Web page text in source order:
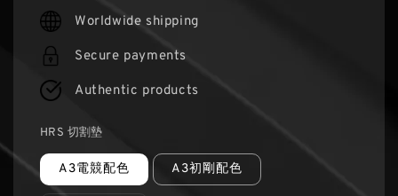
price
Worldwide shipping
Secure payments
Authentic products
HRS 切割墊
A3電競配色 A3初剛配色